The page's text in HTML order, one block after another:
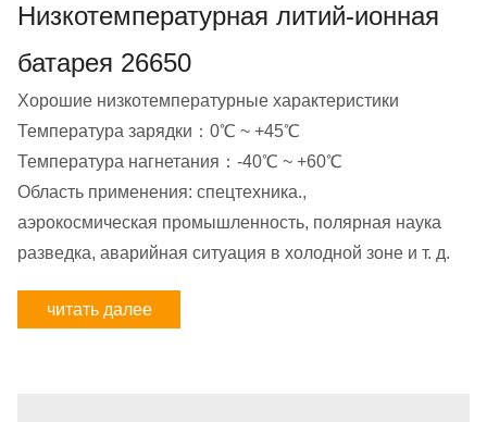
Низкотемпературная литий-ионная
батарея 26650
Хорошие низкотемпературные характеристики
Температура зарядки：0℃ ~ +45℃
Температура нагнетания：-40℃ ~ +60℃
Область применения: спецтехника.,
аэрокосмическая промышленность, полярная наука
разведка, аварийная ситуация в холодной зоне и т. д.
читать далее